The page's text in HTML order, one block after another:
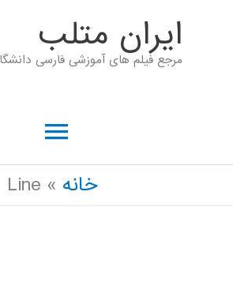
ايران متلب
مرجع فیلم های آموزشی فارسی
اصلیخانه Line